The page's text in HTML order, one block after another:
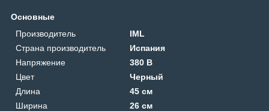
Основные
Производитель
IML
Страна производитель
Испания
Напряжение
380 В
Цвет
Черный
Длина
45 см
Ширина
26 см